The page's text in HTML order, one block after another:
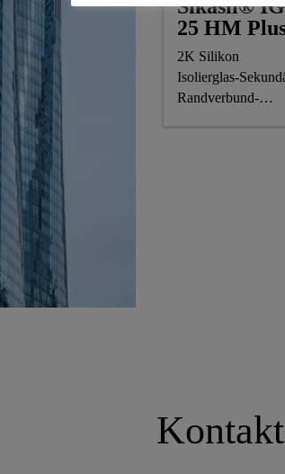
Sikasil®
25 HM
2K Silikon
Isolierglas-
Randverbund-